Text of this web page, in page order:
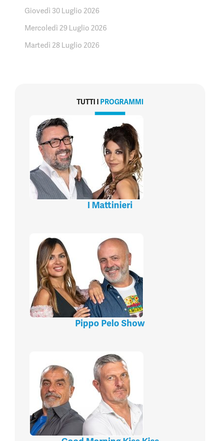
Giovedì 30 Luglio 2026
Mercoledì 29 Luglio 2026
Martedì 28 Luglio 2026
TUTTI I PROGRAMMI
I Mattinieri
Pippo Pelo Show